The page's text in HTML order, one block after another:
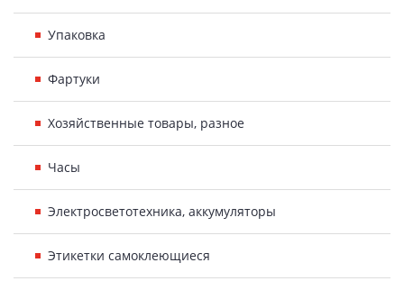
Упаковка
Фартуки
Хозяйственные товары, разное
Часы
Электросветотехника, аккумуляторы
Этикетки самоклеющиеся